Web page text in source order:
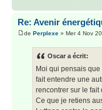
Re: Avenir
de Perplexe » Mer 4 Nov
Oscar a écrit:
Moi qui pensais
fait entendre une
rencontrer sur le fait
Ce que je retiens